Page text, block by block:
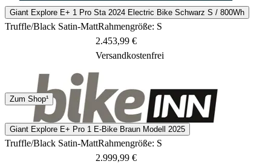
Giant Explore E+ 1 Pro Sta 2024 Electric Bike Schwarz S / 800Wh
Truffle/Black Satin-MattRahmengröße: S
Spedition
2 - 4 Tage
2.453,99 €
Versandkostenfrei
Zum Shop¹
Giant Explore E+ Pro 1 E-Bike Braun Modell 2025
Truffle/Black Satin-MattRahmengröße: S
2.999,99 €